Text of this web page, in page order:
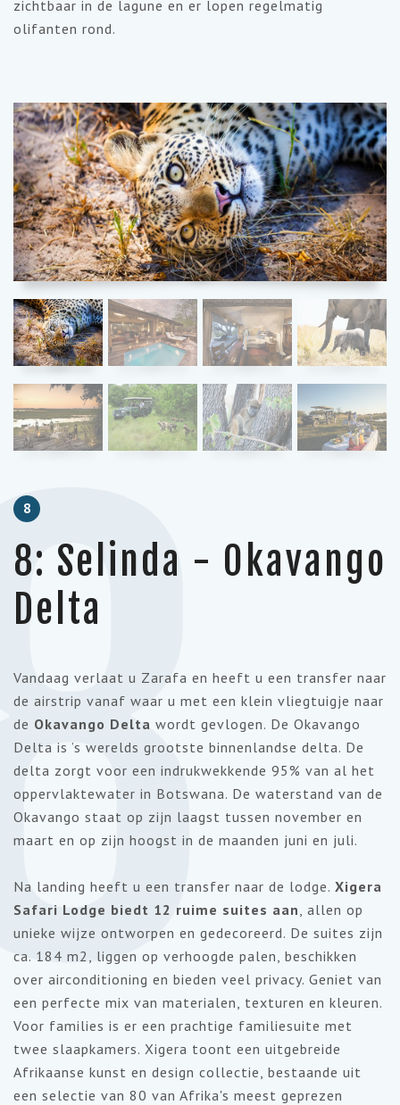
zichtbaar in de lagune en er lopen regelmatig
olifanten rond.
8
8: Selinda - Okavango
Delta
Vandaag verlaat u Zarafa en heeft u een transfer naar
de airstrip vanaf waar u met een klein vliegtuigje naar
de Okavango Delta wordt gevlogen. De Okavango
Delta is ’s werelds grootste binnenlandse delta. De
delta zorgt voor een indrukwekkende 95% van al het
oppervlaktewater in Botswana. De waterstand van de
Okavango staat op zijn laagst tussen november en
maart en op zijn hoogst in de maanden juni en juli.
Na landing heeft u een transfer naar de lodge. Xigera
Safari Lodge biedt 12 ruime suites aan , allen op
unieke wijze ontworpen en gedecoreerd. De suites zijn
ca. 184 m2, liggen op verhoogde palen, beschikken
over airconditioning en bieden veel privacy. Geniet van
een perfecte mix van materialen, texturen en kleuren.
Voor families is er een prachtige familiesuite met
twee slaapkamers. Xigera toont een uitgebreide
Afrikaanse kunst en design collectie, bestaande uit
een selectie van 80 van Afrika's meest geprezen